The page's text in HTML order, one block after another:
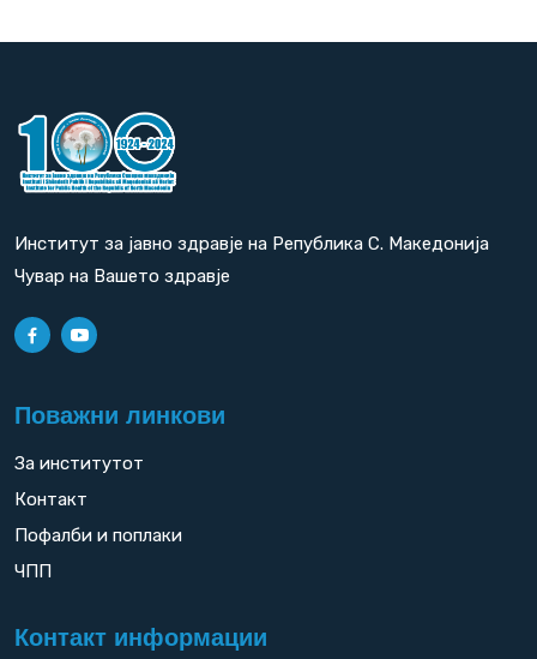
Институт за јавно здравје на Република С. Македонија
Чувар на Вашето здравје
Поважни линкови
За институтот
Контакт
Пофалби и поплаки
ЧПП
Контакт информации